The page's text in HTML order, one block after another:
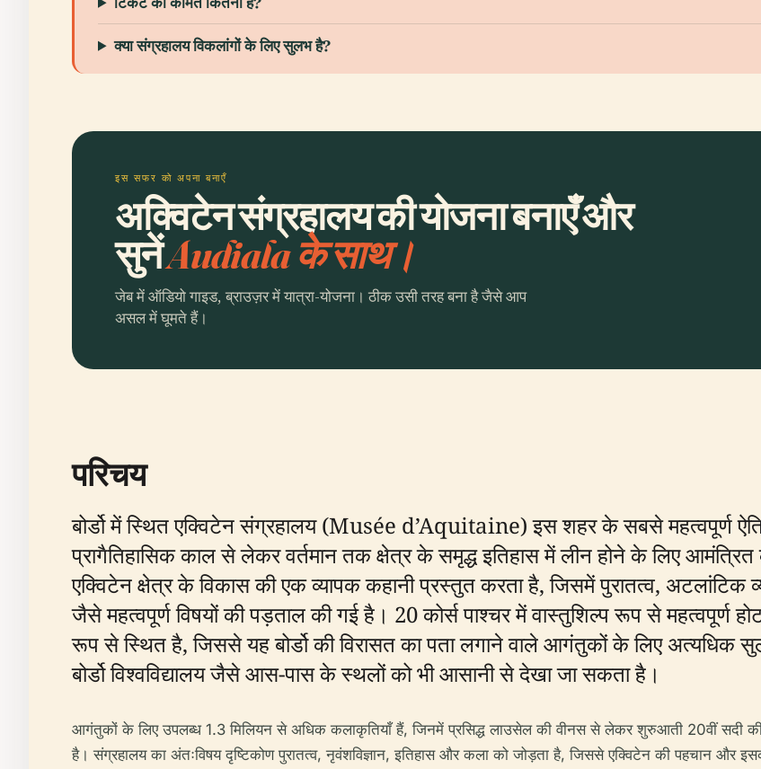
क्या संग्रहालय विकलांगों के लिए सुलभ है?
इस सफर को अपना बनाएँ
अक्विटेन संग्रहालय की योजना बनाएँ और
सुनेंAudiala के साथ।
जेब में ऑडियो गाइड, ब्राउज़र में यात्रा-योजना। ठीक उसी तरह बना है जैसे आप
असल में घूमते हैं।
परिचय
बोर्डो में स्थित एक्विटेन संग्रहालय (Musée d’Aquitaine) इस शहर के सबसे महत्वपूर्ण
प्रागैतिहासिक काल से लेकर वर्तमान तक क्षेत्र के समृद्ध इतिहास में लीन होने के लिए आमंत्रित
एक्विटेन क्षेत्र के विकास की एक व्यापक कहानी प्रस्तुत करता है, जिसमें पुरातत्व, अटलांटिक
जैसे महत्वपूर्ण विषयों की पड़ताल की गई है। 20 कोर्स पाश्चर में वास्तुशिल्प रूप से महत्वपूर्ण
रूप से स्थित है, जिससे यह बोर्डो की विरासत का पता लगाने वाले आगंतुकों के लिए
बोर्डो विश्वविद्यालय जैसे आस-पास के स्थलों को भी आसानी से देखा जा सकता है।
आगंतुकों के लिए उपलब्ध 1.3 मिलियन से अधिक कलाकृतियाँ हैं, जिनमें प्रसिद्ध लाउसेल की वीनस से लेकर शुरुआती 20वीं सदी की
है। संग्रहालय का अंतःविषय दृष्टिकोण पुरातत्व, नृवंशविज्ञान, इतिहास और कला को जोड़ता है, जिससे एक्विटेन की पहचान और